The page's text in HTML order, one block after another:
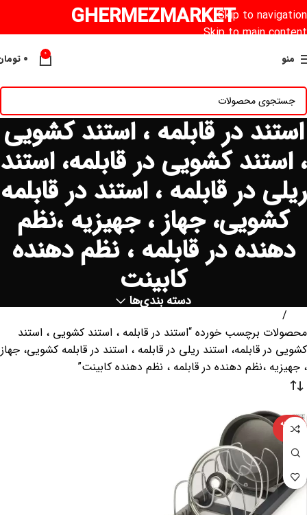
Skip to navigation
Skip to main content
GHERMEZMARKET
منو 0 ۰
استند در قابلمه ، استند کشویی
، استند کشویی در قابلمه، استند
ریلی در قابلمه ، استند در قابلمه
کشویی، جهاز ، جهیزیه ،نظم
دهنده در قابلمه ، نظم دهنده
کابینت
دسته بندی‌ها
محصولات برچسب خورده “استند در قابلمه ، استند کشویی ، استند
کشویی در قابلمه، استند ریلی در قابلمه ، استند در قابلمه کشویی، جهاز
، جهیزیه ،نظم دهنده در قابلمه ، نظم دهنده کابینت”
فروخته
شده